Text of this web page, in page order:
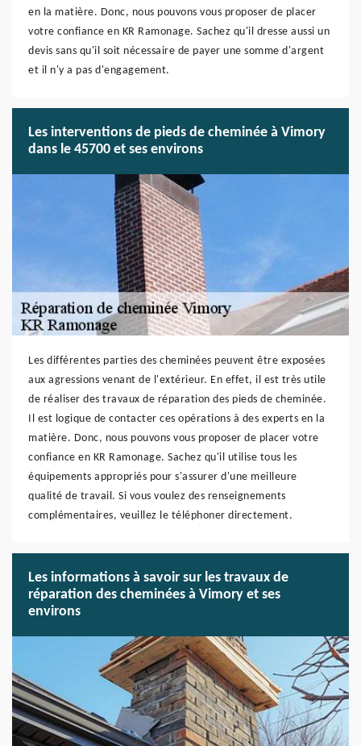
en la matière. Donc, nous pouvons vous proposer de placer
votre confiance en KR Ramonage. Sachez qu'il dresse aussi un
devis sans qu'il soit nécessaire de payer une somme d'argent
et il n'y a pas d'engagement.
Les interventions de pieds de cheminée à Vimory
dans le 45700 et ses environs
Les différentes parties des cheminées peuvent être exposées
aux agressions venant de l'extérieur. En effet, il est très utile
de réaliser des travaux de réparation des pieds de cheminée.
Il est logique de contacter ces opérations à des experts en la
matière. Donc, nous pouvons vous proposer de placer votre
confiance en KR Ramonage. Sachez qu'il utilise tous les
équipements appropriés pour s'assurer d'une meilleure
qualité de travail. Si vous voulez des renseignements
complémentaires, veuillez le téléphoner directement.
Les informations à savoir sur les travaux de
réparation des cheminées à Vimory et ses
environs